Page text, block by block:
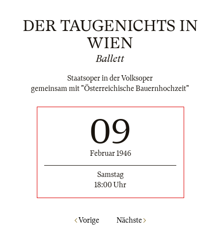
DER TAUGENICHTS IN
WIEN
Ballett
Staatsoper in der Volksoper
gemeinsam mit "Österreichische Bauernhochzeit"
09
Februar 1946
Samstag
18:00 Uhr
Vorige Nächste